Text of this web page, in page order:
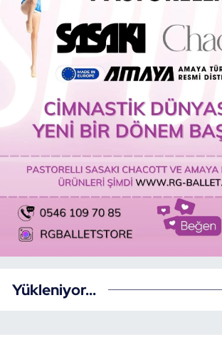
Yükleniyor...